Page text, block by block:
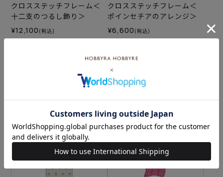
クロスステッチフレーム＜
十二支のつるし飾り＞
¥12,100 (税込)
クロスステッチフレーム＜
ポインセチアのアレンジ＞
¥6,600 (税込)
カテゴリーから探す
生地 キット